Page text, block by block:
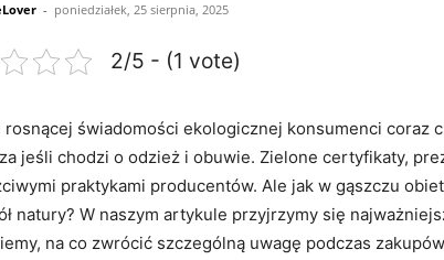
- poniedziałek, 25 sierpnia, 2025
2/5 - (1 vote)
rosnącej świadomości ekologicznej konsumenci coraz
jeśli chodzi o odzież i obuwie. Zielone certyfikaty,
praktykami producentów. Ale jak w gąszczu
natury? W naszym artykule przyjrzymy się
na co zwrócić szczególną uwagę podczas